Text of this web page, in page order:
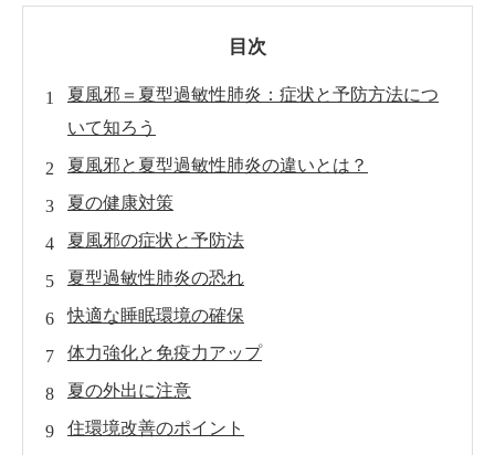
目次
夏風邪＝夏型過敏性肺炎：症状と予防方法につ
いて知ろう
夏風邪と夏型過敏性肺炎の違いとは？
夏の健康対策
夏風邪の症状と予防法
夏型過敏性肺炎の恐れ
快適な睡眠環境の確保
体力強化と免疫力アップ
夏の外出に注意
住環境改善のポイント